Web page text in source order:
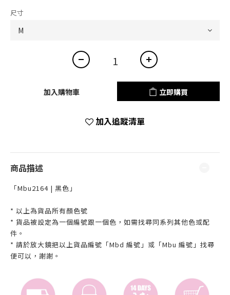
尺寸
加入購物車 立即購買
加入追蹤清單
商品描述
「Mbu2164 | 黑色」
* 以上為貨品所有顏色號
* 貨品被設定為一個編號跟一個色，如需找尋同系列其他色或配
件。
* 請於放大鏡把以上貨品編號「Mbd 編號」或「Mbu 編號」找尋
便可以，謝謝。